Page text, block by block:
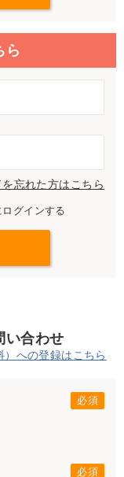
ら
忘れた方はこちら
グインする
い合わせ
への登録はこちら